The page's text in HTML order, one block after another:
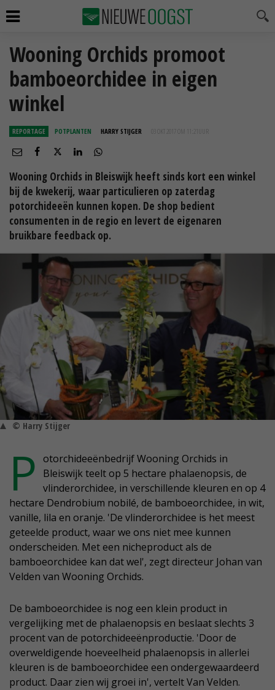
Wooning Orchids promoot
bamboeorchidee in eigen
winkel
REPORTAGE POTPLANTEN HARRY STIJGER 03 OKT 2017 OM 11:21
Wooning Orchids in Bleiswijk heeft sinds kort een winkel
bij de kwekerij, waar particulieren op zaterdag
potorchideeën kunnen kopen. De shop bedient
consumenten in de regio en levert de eigenaren
bruikbare feedback op.
© Harry Stijger
P otorchideeënbedrijf Wooning Orchids in
Bleiswijk teelt op 5 hectare phalaenopsis, de
vlinderorchidee, in verschillende kleuren en op 4
hectare Dendrobium nobilé, de bamboeorchidee, in wit,
vanille, lila en oranje. 'De vlinderorchidee is het meest
geteelde product, waar we ons niet mee kunnen
onderscheiden. Met een nicheproduct als de
bamboeorchidee kan dat wel', zegt directeur Johan van
Velden van Wooning Orchids.
De bamboeorchidee is nog een klein product in
vergelijking met de phalaenopsis en beslaat slechts 3
procent van de potorchideeënproductie. 'Door de
overweldigende hoeveelheid phalaenopsis in allerlei
kleuren is de bamboeorchidee een ondergewaardeerd
product. Daar zien wij groei in', vertelt Van Velden.